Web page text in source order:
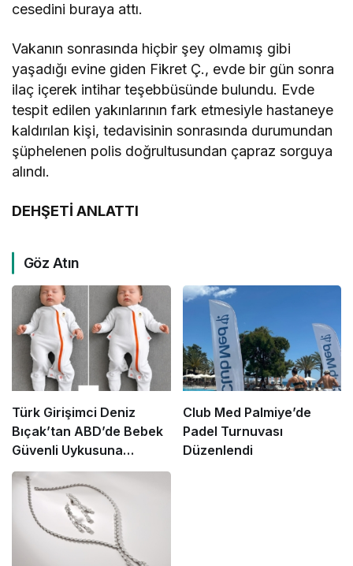
cesedini buraya attı.
Vakanın sonrasında hiçbir şey olmamış gibi
yaşadığı evine giden Fikret Ç., evde bir gün sonra
ilaç içerek intihar teşebbüsünde bulundu. Evde
tespit edilen yakınlarının fark etmesiyle hastaneye
kaldırılan kişi, tedavisinin sonrasında durumundan
şüphelenen polis doğrultusundan çapraz sorguya
alındı.
DEHŞETİ ANLATTI
Göz Atın
Türk Girişimci Deniz
Bıçak’tan ABD’de Bebek
Güvenli Uykusuna
Yenilikçi Dokunuş
Club Med Palmiye’de
Padel Turnuvası
Düzenlendi